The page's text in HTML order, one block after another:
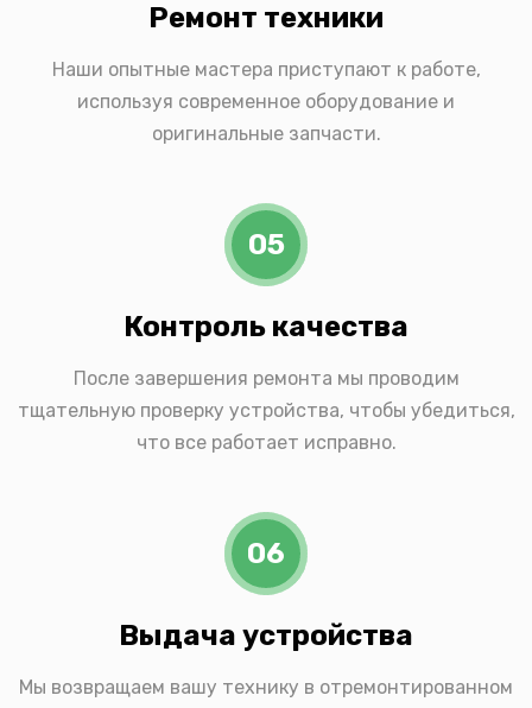
Ремонт техники
Наши опытные мастера приступают к работе,
используя современное оборудование и
оригинальные запчасти.
05
Контроль качества
После завершения ремонта мы проводим
тщательную проверку устройства, чтобы убедиться,
что все работает исправно.
06
Выдача устройства
Мы возвращаем вашу технику в отремонтированном